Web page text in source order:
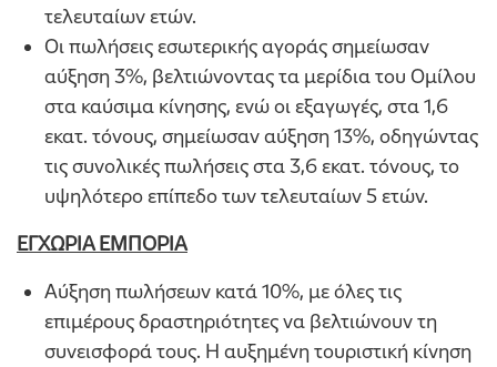
τελευταίων ετών.
Οι πωλήσεις εσωτερικής αγοράς σημείωσαν
αύξηση 3%, βελτιώνοντας τα μερίδια του Ομίλου
στα καύσιμα κίνησης, ενώ οι εξαγωγές, στα 1,6
εκατ. τόνους, σημείωσαν αύξηση 13%, οδηγώντας
τις συνολικές πωλήσεις στα 3,6 εκατ. τόνους, το
υψηλότερο επίπεδο των τελευταίων 5 ετών.
ΕΓΧΩΡΙΑ ΕΜΠΟΡΙΑ
Αύξηση πωλήσεων κατά 10%, με όλες τις
επιμέρους δραστηριότητες να βελτιώνουν τη
συνεισφορά τους. Η αυξημένη τουριστική κίνηση